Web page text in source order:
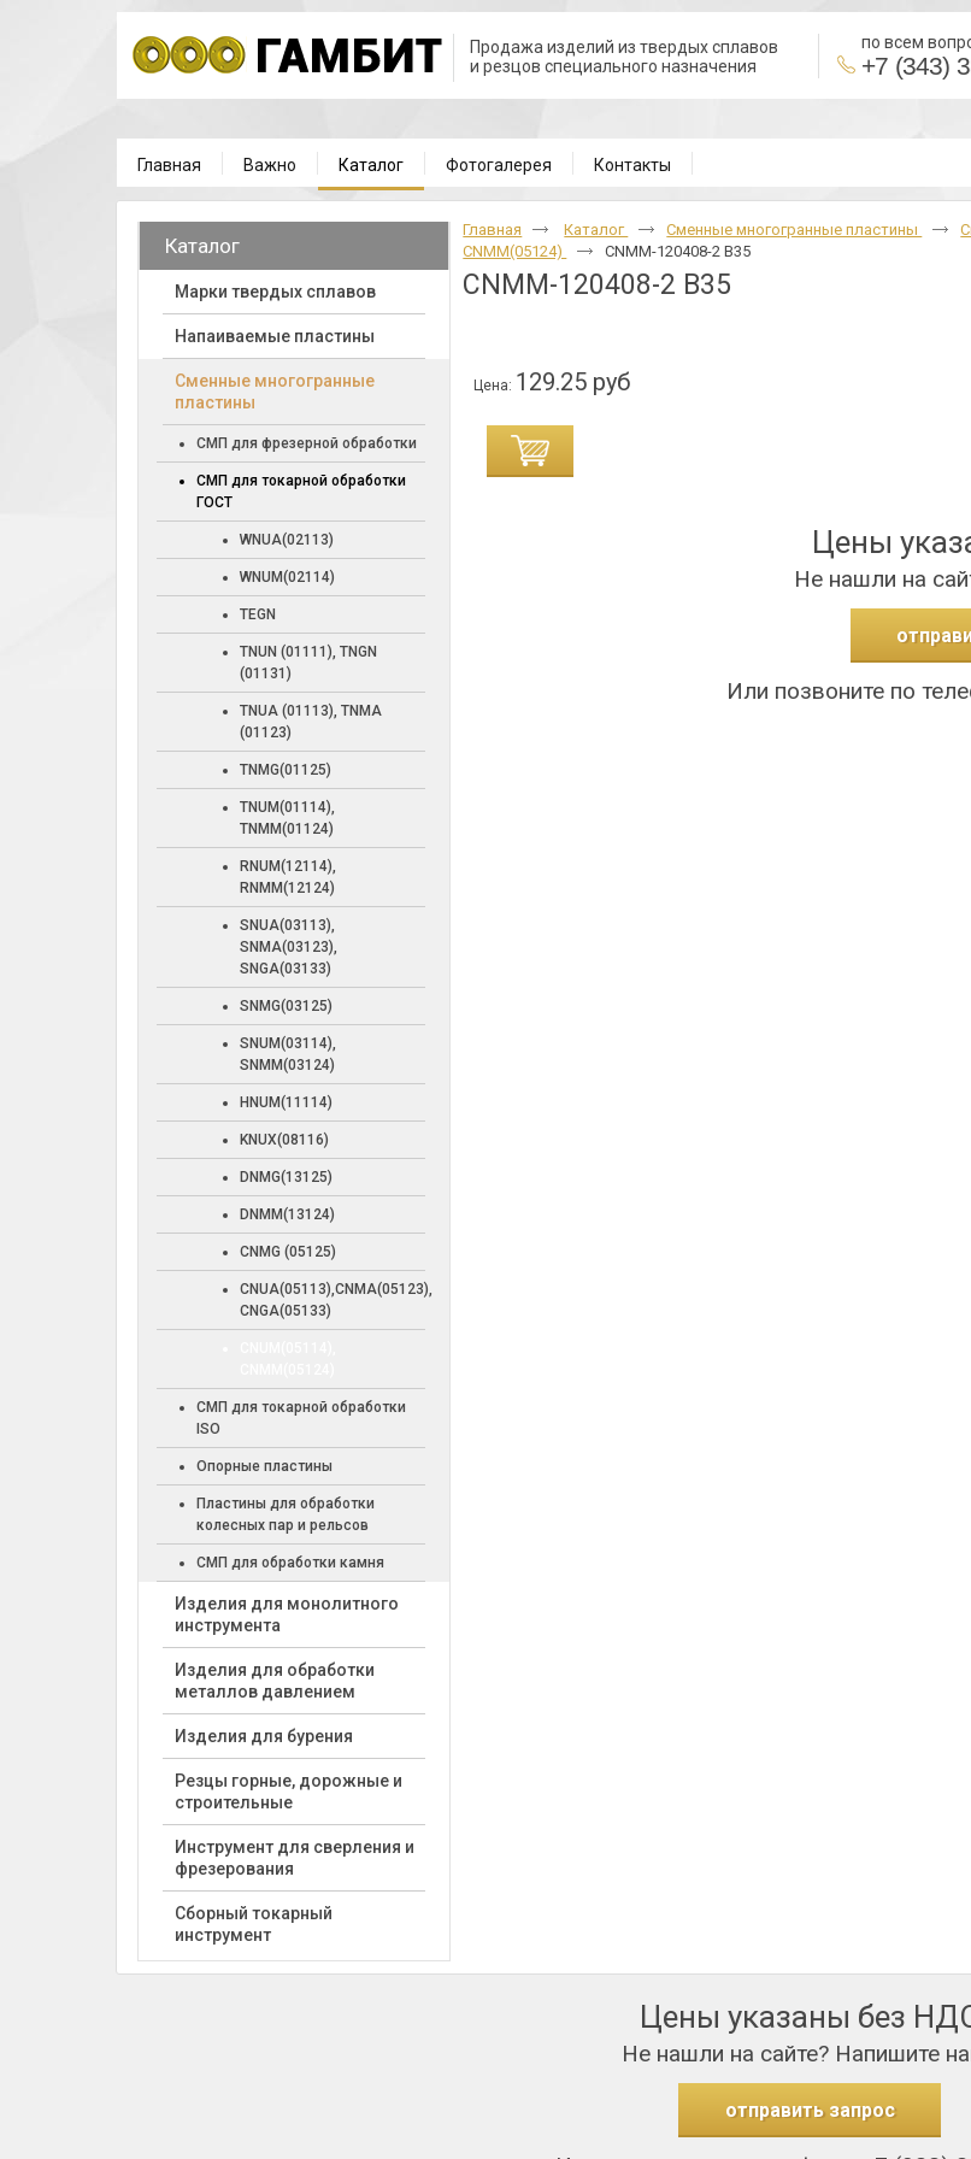
Продажа изделий из твердых сплавов
и резцов специального назначения
по всем
+7 (343)
Главная Важно Каталог Фотогалерея Контакты
Каталог
Марки твердых сплавов
Напаиваемые пластины
Cменные многогранные
пластины
СМП для фрезерной обработки
СМП для токарной обработки
ГОСТ
WNUA(02113)
WNUM(02114)
TEGN
TNUN (01111), TNGN
(01131)
TNUA (01113), TNMA
(01123)
TNMG(01125)
TNUM(01114),
TNMM(01124)
RNUM(12114),
RNMM(12124)
SNUA(03113),
SNMA(03123),
SNGA(03133)
SNMG(03125)
SNUM(03114),
SNMM(03124)
HNUM(11114)
KNUX(08116)
DNMG(13125)
DNMM(13124)
CNMG (05125)
CNUA(05113),CNMA(05123),
CNGA(05133)
СМП для токарной обработки
ISO
Опорные пластины
Пластины для обработки
колесных пар и рельсов
СМП для обработки камня
Изделия для монолитного
инструмента
Изделия для обработки
металлов давлением
Изделия для бурения
Резцы горные, дорожные и
строительные
Инструмент для сверления и
фрезерования
Сборный токарный
инструмент
Главная Каталог Cменные многогранные пластины
CNMM(05124)
CNMM-120408-2 B35
CNMM-120408-2 B35
Цена: 129.25 руб
Цены
Не нашли на
Или позвоните по
Цены указаны без
Не нашли на сайте? Напишите
отправить запрос